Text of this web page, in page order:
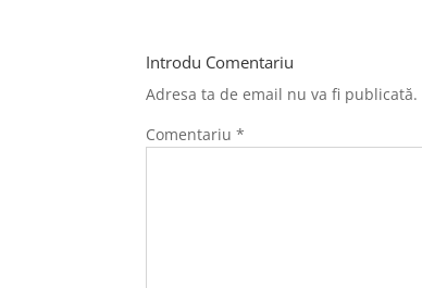
Introdu Comentariu
Adresa ta de email nu va fi publicată.
Comentariu*